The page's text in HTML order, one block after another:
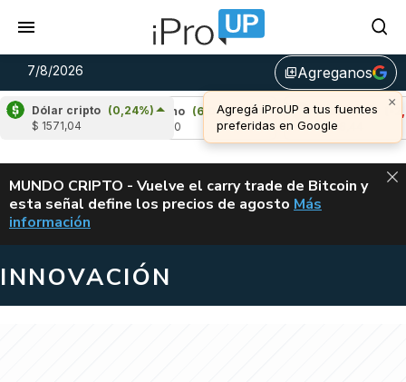
7/8/2026 library_addAgreganos
Dólar cripto (0,24%)
$ 1571,04
Cardano
(6,06%)
Avalanche (-2,94%)
u$s 6,44
ALERTA
MUNDO CRIPTO - Vuelve el carry trade de Bitcoin y
esta señal define los precios de agosto VUELVE EL
Más
información
INNOVACIÓN